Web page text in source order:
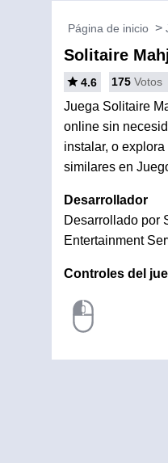
Página de inicio
Solitaire
4.6 175 Votos
Juega Solitaire
online sin
instalar, o
similares en
Desarrollador
Desarrollado por
Entertainment
Controles del